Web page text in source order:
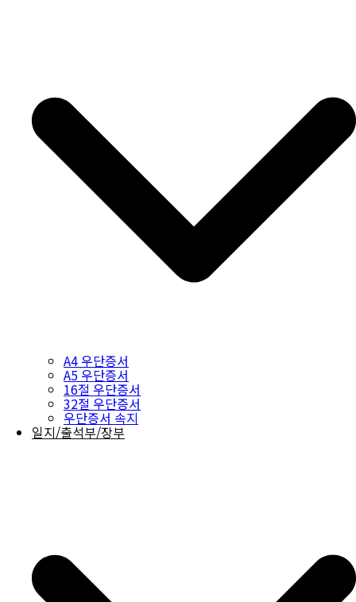
A4 우단증서
A5 우단증서
16절 우단증서
32절 우단증서
우단증서 속지
일지/출석부/장부